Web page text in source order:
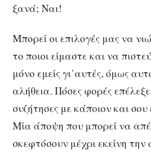
ξανά; Ναι!
Μπορεί οι επιλογές μας να
το ποιοι είμαστε και να
μόνο εμείς γι΄αυτές, όμως
αλήθεια. Πόσες φορές
συζήτησες με κάποιον και
Μία άποψη που μπορεί να
σκεφτόσουν μέχρι εκείνη την